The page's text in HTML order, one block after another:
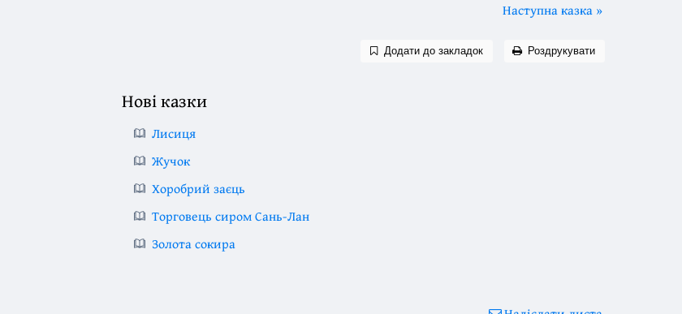
Наступна казка »
Додати до закладок Роздрукувати
Нові казки
Лисиця
Жучок
Хоробрий заєць
Торговець сиром Сань-Лан
Золота сокира